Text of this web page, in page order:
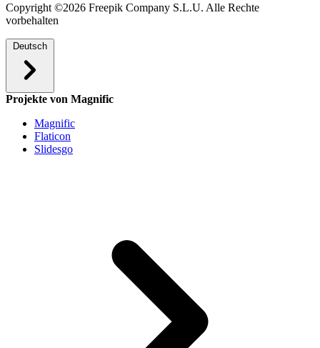
Copyright ©2026 Freepik Company S.L.U. Alle Rechte
vorbehalten
Deutsch
Projekte von Magnific
Magnific
Flaticon
Slidesgo